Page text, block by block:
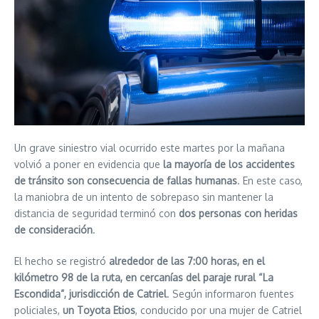
Un grave siniestro vial ocurrido este martes por la mañana
volvió a poner en evidencia que la mayoría de los accidentes
de tránsito son consecuencia de fallas humanas. En este caso,
la maniobra de un intento de sobrepaso sin mantener la
distancia de seguridad terminó con dos personas con heridas
de consideración.
El hecho se registró alrededor de las 7:00 horas, en el
kilómetro 98 de la ruta, en cercanías del paraje rural “La
Escondida”, jurisdicción de Catriel. Según informaron fuentes
policiales, un Toyota Etios, conducido por una mujer de Catriel